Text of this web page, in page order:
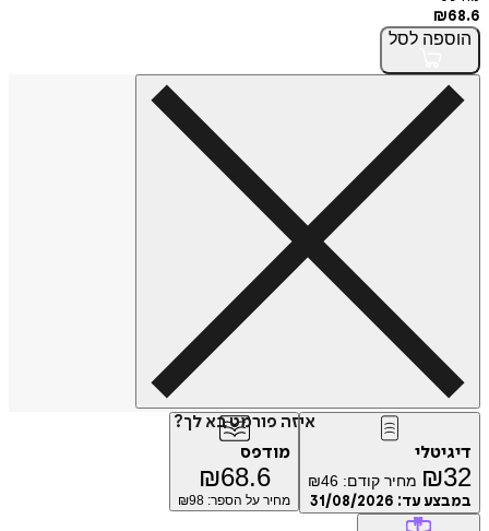
₪68.6
הוספה לסל
איזה פורמט בא לך?
דיגיטלי
₪32 מחיר קודם: ₪46
במבצע עד: 31/08/2026
מודפס
₪68.6
מחיר על הספר: ₪ 98